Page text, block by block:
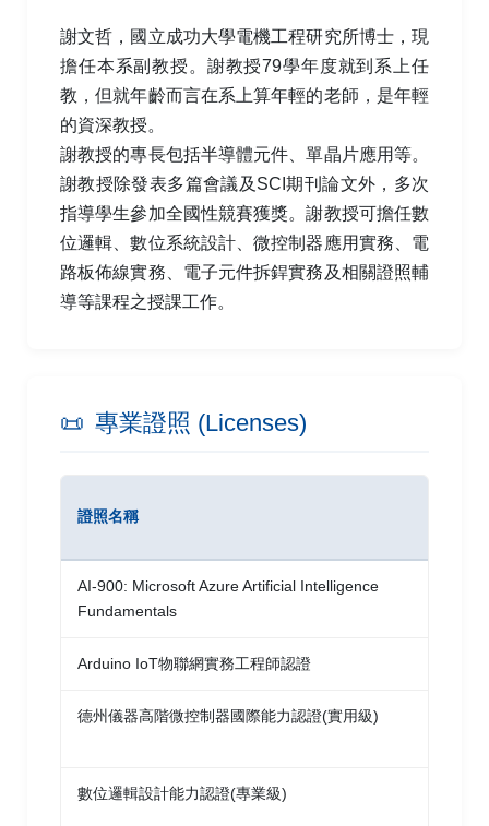
謝文哲，國立成功大學電機工程研究所博士，現
擔任本系副教授。謝教授79學年度就到系上任
教，但就年齡而言在系上算年輕的老師，是年輕
的資深教授。
謝教授的專長包括半導體元件、單晶片應用等。
謝教授除發表多篇會議及SCI期刊論文外，多次
指導學生參加全國性競賽獲獎。謝教授可擔任數
位邏輯、數位系統設計、微控制器應用實務、電
路板佈線實務、電子元件拆銲實務及相關證照輔
導等課程之授課工作。
📜 專業證照 (Licenses)
證照名稱
AI-900: Microsoft Azure Artificial Intelligence
Fundamentals
Arduino IoT物聯網實務工程師認證
德州儀器高階微控制器國際能力認證(實用級)
數位邏輯設計能力認證(專業級)